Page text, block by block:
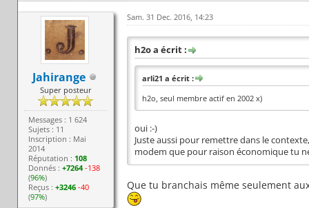
Jahirange
Super posteur
Messages : 1 624
Sujets : 11
Inscription : Mai
2014
Réputation : 108
Donnés :+7264 -138
(96%)
Reçus :+3246 -40
(97%)
Sam. 31 Dec. 2016, 14:23
h2o a écrit :
arli21 a écrit :
h2o, seul membre actif en 2002 x)
oui :-)
Juste aussi pour remettre dans le
modem que pour raison économique tu
Que tu branchais même seulement